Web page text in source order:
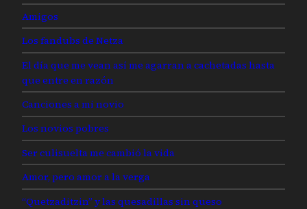
Amigos
Los fandubs de Netza
El día que me vean así me agarran a cachetadas hasta
que entre en razón
Canciones a mi novio
Los novios pobres
Ser culisuelta me cambió la vida
Amor, pero amor a la verga
“Quetzaditzin” y las quesadillas sin queso